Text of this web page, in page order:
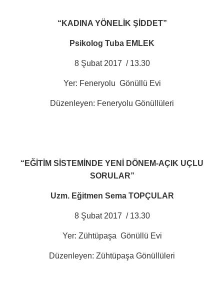
“KADINA YÖNELİK ŞİDDET”
Psikolog Tuba EMLEK
8 Şubat 2017 / 13.30
Yer: Feneryolu Gönüllü Evi
Düzenleyen: Feneryolu Gönüllüleri
“EĞİTİM SİSTEMİNDE YENİ DÖNEM-AÇIK UÇLU
SORULAR”
Uzm. Eğitmen Sema TOPÇULAR
8 Şubat 2017 / 13.30
Yer: Zühtüpaşa Gönüllü Evi
Düzenleyen: Zühtüpaşa Gönüllüleri